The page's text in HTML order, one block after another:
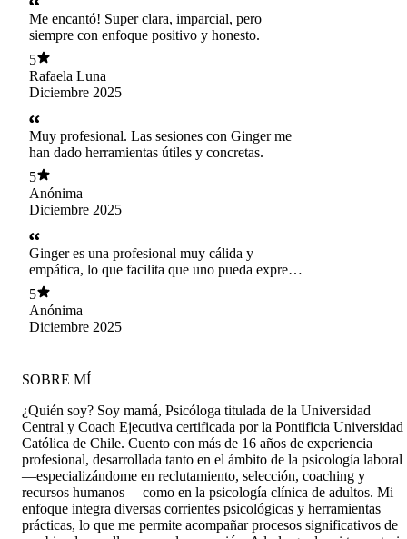
Me encantó! Super clara, imparcial, pero
siempre con enfoque positivo y honesto.
5
Rafaela Luna
Diciembre 2025
Muy profesional. Las sesiones con Ginger me
han dado herramientas útiles y concretas.
5
Anónima
Diciembre 2025
Ginger es una profesional muy cálida y
empática, lo que facilita que uno pueda expresar
en confianza sus inquietudes y recibir la
orientación que ella entrega adecuadamente
5
Anónima
Diciembre 2025
SOBRE MÍ
¿Quién soy? Soy mamá, Psicóloga titulada de la Universidad
Central y Coach Ejecutiva certificada por la Pontificia Universidad
Católica de Chile. Cuento con más de 16 años de experiencia
profesional, desarrollada tanto en el ámbito de la psicología laboral
—especializándome en reclutamiento, selección, coaching y
recursos humanos— como en la psicología clínica de adultos. Mi
enfoque integra diversas corrientes psicológicas y herramientas
prácticas, lo que me permite acompañar procesos significativos de